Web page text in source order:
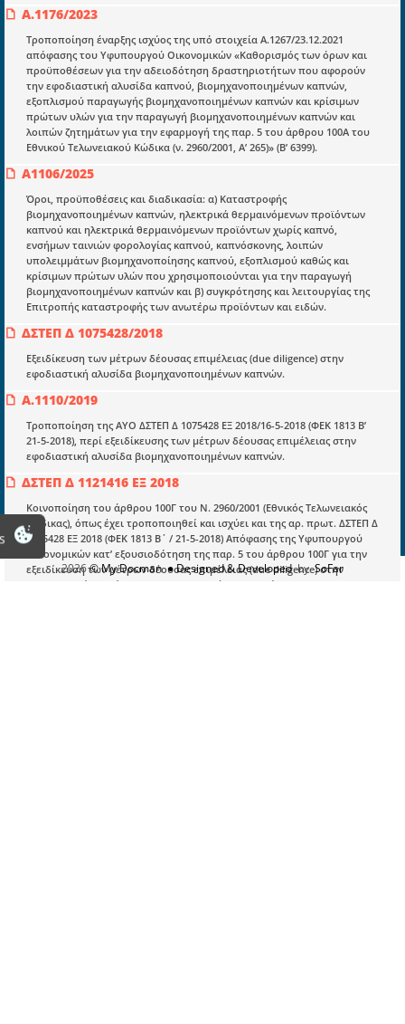
Α.1176/2023
Τροποποίηση έναρξης ισχύος της υπό στοιχεία Α.1267/23.12.2021
απόφασης του Υφυπουργού Οικονομικών «Καθορισμός των όρων και
προϋποθέσεων για την αδειοδότηση δραστηριοτήτων που αφορούν
την εφοδιαστική αλυσίδα καπνού, βιομηχανοποιημένων καπνών,
εξοπλισμού παραγωγής βιομηχανοποιημένων καπνών και κρίσιμων
πρώτων υλών για την παραγωγή βιομηχανοποιημένων καπνών και
λοιπών ζητημάτων για την εφαρμογή της παρ. 5 του άρθρου 100Α του
Εθνικού Τελωνειακού Κώδικα (ν. 2960/2001, Α’ 265)» (Β’ 6399).
Α1106/2025
Όροι, προϋποθέσεις και διαδικασία: α) Καταστροφής
βιομηχανοποιημένων καπνών, ηλεκτρικά θερμαινόμενων προϊόντων
καπνού και ηλεκτρικά θερμαινόμενων προϊόντων χωρίς καπνό,
ενσήμων ταινιών φορολογίας καπνού, καπνόσκονης, λοιπών
υπολειμμάτων βιομηχανοποίησης καπνού, εξοπλισμού καθώς και
κρίσιμων πρώτων υλών που χρησιμοποιούνται για την παραγωγή
βιομηχανοποιημένων καπνών και β) συγκρότησης και λειτουργίας της
Επιτροπής καταστροφής των ανωτέρω προϊόντων και ειδών.
ΔΣΤΕΠ Δ 1075428/2018
Εξειδίκευση των μέτρων δέουσας επιμέλειας (due diligence) στην
εφοδιαστική αλυσίδα βιομηχανοποιημένων καπνών.
Α.1110/2019
Τροποποίηση της ΑΥΟ ΔΣΤΕΠ Δ 1075428 ΕΞ 2018/16-5-2018 (ΦΕΚ 1813 Β’
21-5-2018), περί εξειδίκευσης των μέτρων δέουσας επιμέλειας στην
εφοδιαστική αλυσίδα βιομηχανοποιημένων καπνών.
ΔΣΤΕΠ Δ 1121416 ΕΞ 2018
Κοινοποίηση του άρθρου 100Γ του Ν. 2960/2001 (Εθνικός Τελωνειακός
Κώδικας), όπως έχει τροποποιηθεί και ισχύει και της αρ. πρωτ. ΔΣΤΕΠ Δ
1075428 ΕΞ 2018 (ΦΕΚ 1813 Β΄ / 21-5-2018) Απόφασης της Υφυπουργού
Οικονομικών κατ’ εξουσιοδότηση της παρ. 5 του άρθρου 100Γ για την
εξειδίκευση των μέτρων δέουσας επιμέλειας (due diligence) στην
εφοδιαστική αλυσίδα βιομηχανοποιημένων καπνών.(
Ενότητες
Επικαιρότητα
E-book
Οδηγοί εκκαθάρισης
Νόμοι και προεδρικά διατάγματα
Υπουργικές αποφάσεις
Νομολογία και Γνωμοδοτήσεις ΝΣΚ
Εγγραφή
Οδηγίες Εγγραφής
Βοηθός Αναζήτησης
Οροι χρησης ιστοτοπου
2026© My Docman● Designed & DevelopedbySoFar